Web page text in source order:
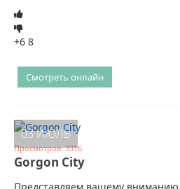
+6 8
Смотреть онлайн
03 ИЮЛЬ
Просмотров: 3316
Gorgon City